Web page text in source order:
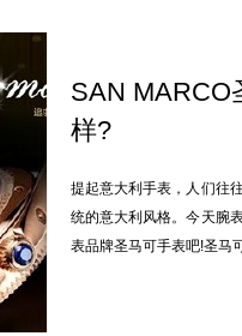
SAN MARCO
样?
提起意大利手表，人们往
统的意大利风格。今天腕
表品牌圣马可手表吧!圣马